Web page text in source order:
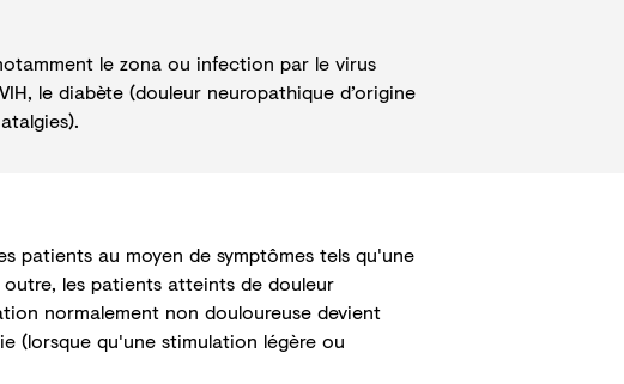
le zona ou infection par le virus
le diabète (douleur neuropathique d’origine
).
patients au moyen de symptômes tels qu'une
outre, les patients atteints de douleur
normalement non douloureuse devient
(lorsque qu'une stimulation légère ou